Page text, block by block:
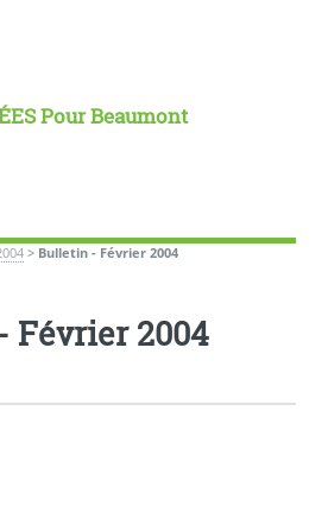
Pour Beaumont
> Bulletin - Février 2004
Février 2004